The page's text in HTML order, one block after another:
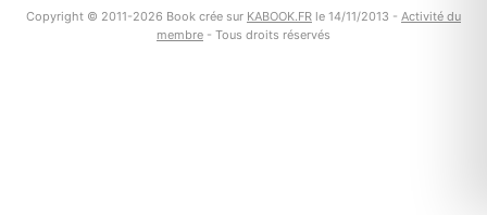
Copyright © 2011-2026 Book crée sur KABOOK.FR le 14/11/2013 - Activité du
membre - Tous droits réservés